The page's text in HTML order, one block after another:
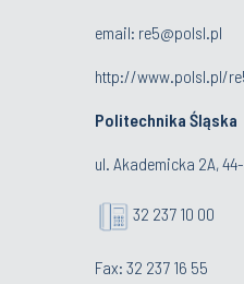
email: re5@polsl.pl
http://www.polsl.pl/
Politechnika Śląska
ul. Akademicka 2A,
32 237 10 00
Fax: 32 237 16 55